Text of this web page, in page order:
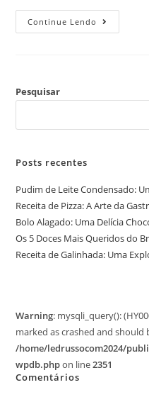
Continue Lendo
Pesquisar
Posts recentes
Pudim de Leite Condensado:
Receita de Pizza: A Arte da
Bolo Alagado: Uma Delícia
Os 5 Doces Mais Queridos do
Receita de Galinhada: Uma
Warning: mysqli_query():
marked as crashed and should
/home/ledrussocom2024/
wpdb.phpon line2351
Comentários